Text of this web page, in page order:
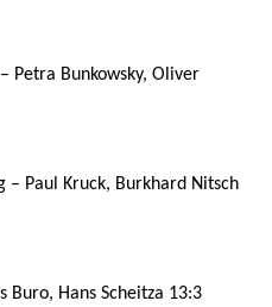
Petra Bunkowsky, Oliver
– Paul Kruck, Burkhard Nitsch
Buro, Hans Scheitza 13:3